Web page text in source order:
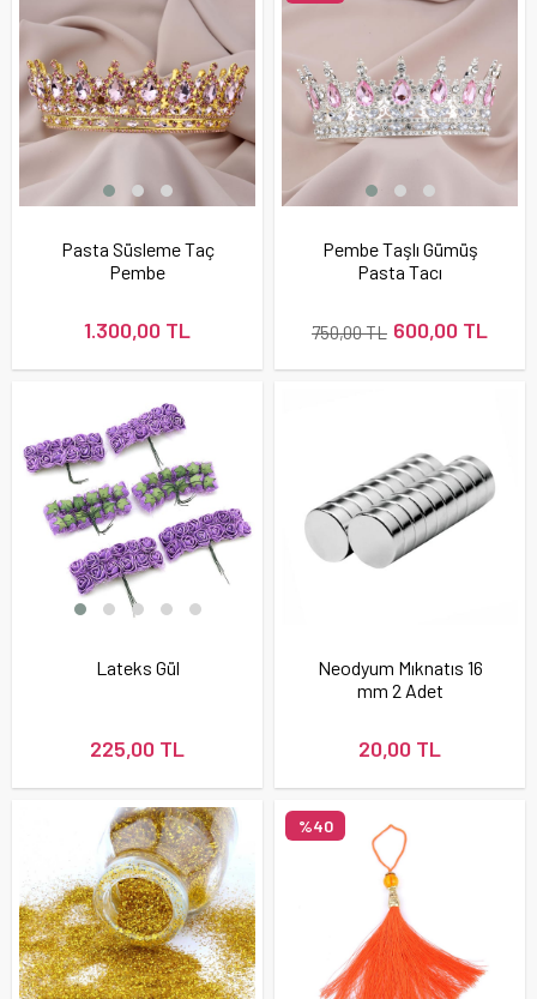
Pasta Süsleme Taç
Pembe
1.300,00 TL
Pembe Taşlı Gümüş
Pasta Tacı
600,00 TL
750,00 TL
Lateks Gül
225,00 TL
Neodyum Mıknatıs 16
mm 2 Adet
20,00 TL
%40